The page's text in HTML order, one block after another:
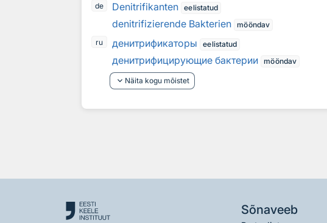
de
Denitrifikanten eelistatud
denitrifizierende Bakterien
mööndav
ru
денитрификаторы eelistatud
денитрифицирующие бактерии mööndav
keyboard_arrow_down Näita kogu mõistet
Sõnaveeb